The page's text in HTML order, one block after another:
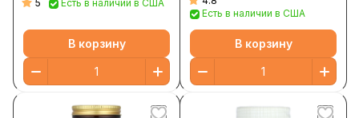
5 Есть в наличии в США
В корзину
Есть в наличии в США
В корзину